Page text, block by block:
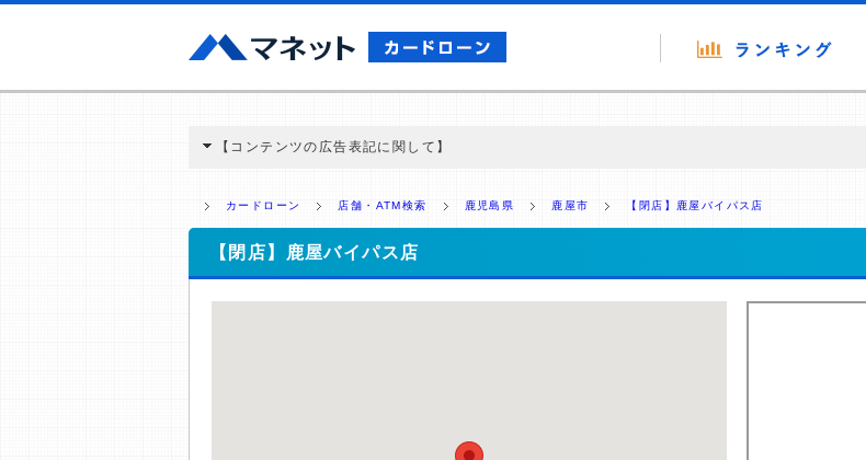
【コンテンツの広告表記に関して】
ミ収集などに基づき、公平性を担保した情報提供を行っています。
>提携企業一覧
カードローン 店舗・ATM検索 鹿児島県 鹿屋市 【閉店】鹿屋バイパス店
【閉店】鹿屋バイパス店